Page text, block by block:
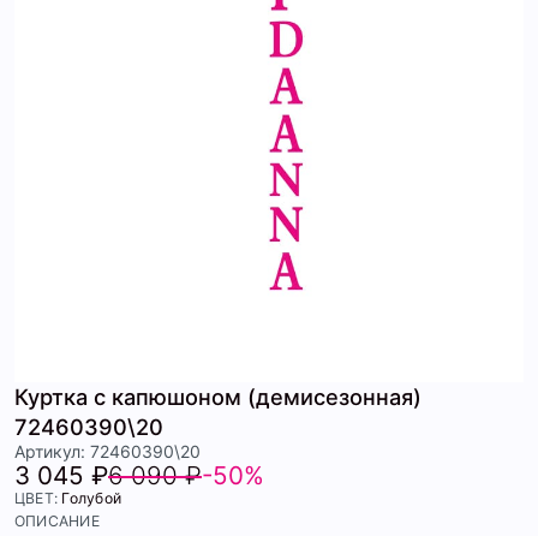
Куртка с капюшоном (демисезонная)
72460390\20
Артикул: 72460390\20
3 045 ₽6 090 ₽-50%
ЦВЕТ: Голубой
ОПИСАНИЕ